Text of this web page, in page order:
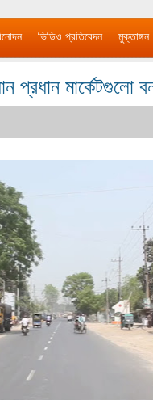
ভিডিও প্রতিবেদন মুক্তাঙ্গন
প্রধান মার্কেটগুলো